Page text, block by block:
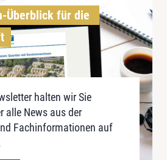
Überblick für die
halten wir Sie
alle News aus der
Fachinformationen auf